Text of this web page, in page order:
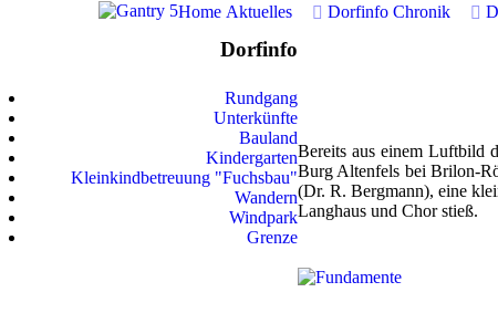
Home Aktuelles Dorfinfo Chronik
Dorfinfo
Rundgang
Unterkünfte
Bauland
Kindergarten
Kleinkindbetreuung "Fuchsbau"
Wandern
Windpark
Grenze
Bereits aus einem Luftbild
Burg Altenfels bei Brilon-
(Dr. R. Bergmann), eine
Langhaus und Chor stieß.